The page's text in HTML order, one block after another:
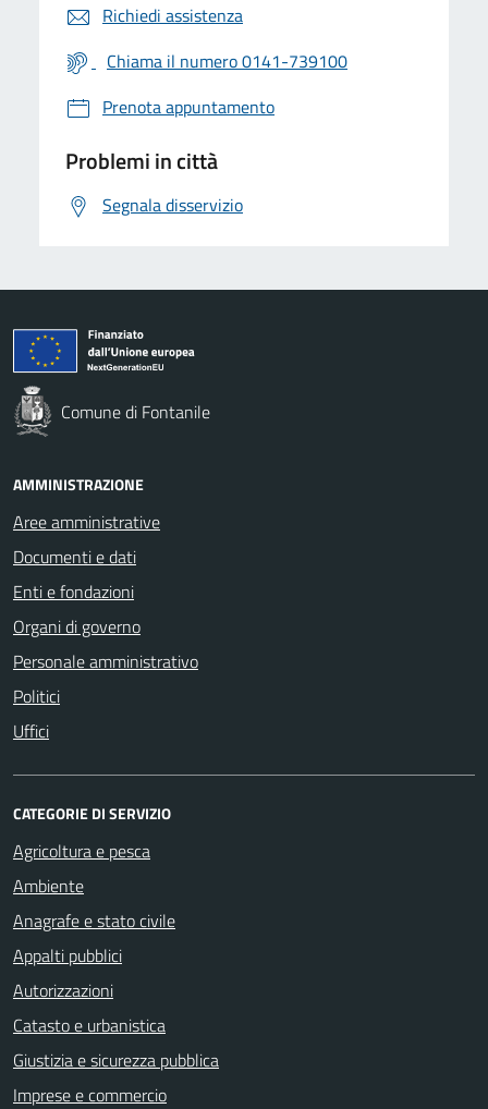
Richiedi assistenza
Chiama il numero 0141-739100
Prenota appuntamento
Problemi in città
Segnala disservizio
Comune di Fontanile
AMMINISTRAZIONE
Aree amministrative
Documenti e dati
Enti e fondazioni
Organi di governo
Personale amministrativo
Politici
Uffici
CATEGORIE DI SERVIZIO
Agricoltura e pesca
Ambiente
Anagrafe e stato civile
Appalti pubblici
Autorizzazioni
Catasto e urbanistica
Giustizia e sicurezza pubblica
Imprese e commercio